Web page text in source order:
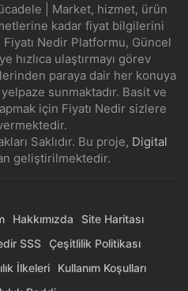
| Market, hizmet, ürün
kadar fiyat bilgilerini
Nedir Platformu, Güncel
hızlıca ulaştırmayı görev
paraya dair her konuya
sunmaktadır. Basit ve
için Fiyatı Nedir sizlere
Saklıdır. Bu proje, Digital
geliştirilmektedir.
Hakkımızda
Site Haritası
SSS
Çeşitlilik Politikası
İlkeleri
Kullanım Koşulları